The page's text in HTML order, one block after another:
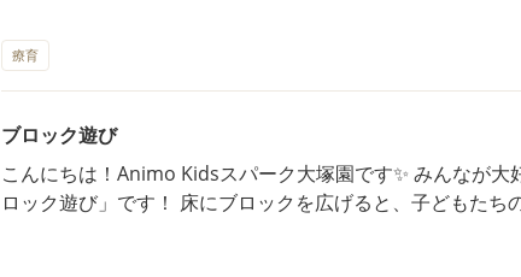
🥰 系列園のAnimo Kids池袋園も昨年オープンしています
いできる日を、心よりお待ちしております🤗
張る力 足裏への刺激と感覚統合： 凸凹や傾斜を足の裏で感
体の位置を把握する力 達成感と自己肯定感： コースを最後
くらい足を伸ばせば届くかな？」と予測する力も、この遊び
育まれます。 「お友だちみたいにカッコよく渡りたい！」
刺激を受け合いながら、みんなで楽しく、そして集中して
療育
ブロック遊び
こんにちは！Animo Kidsスパーク大塚園です✨ みんなが大好きな、「ブ
ロック遊び」です！ 床にブロックを広げると、子どもたちの目は一瞬でキ
ラキラに。 「カチッ、カチッ」と小気味いい音を響かせな